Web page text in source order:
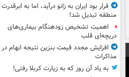
قرار بود ایران به زانو درآید، اما به ابرقدرت
منطقه تبدیل شد!
اهمیت تشخیص زودهنگام بیماری‌های
دریچه‌ای قلب
افزایش مجدد قیمت بنزین نتیجه ابهام در
مذاکرات
به یاد آن روز که به زیارت کربلا رفتی!